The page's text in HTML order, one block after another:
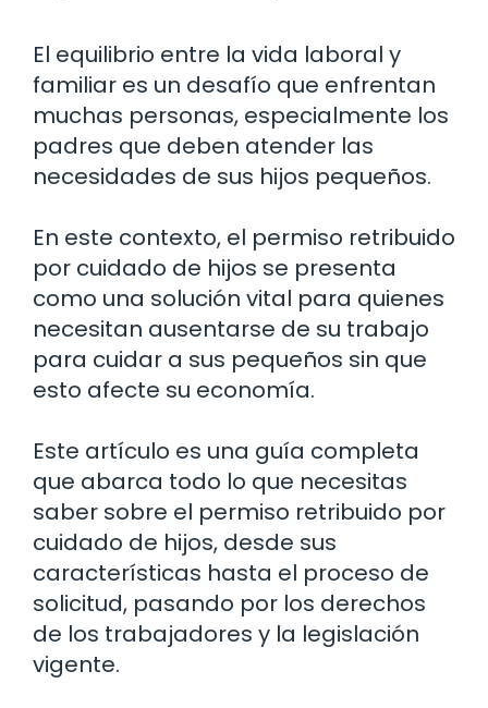
El equilibrio entre la vida laboral y
familiar es un desafío que enfrentan
muchas personas, especialmente los
padres que deben atender las
necesidades de sus hijos pequeños.
En este contexto, el permiso retribuido
por cuidado de hijos se presenta
como una solución vital para quienes
necesitan ausentarse de su trabajo
para cuidar a sus pequeños sin que
esto afecte su economía.
Este artículo es una guía completa
que abarca todo lo que necesitas
saber sobre el permiso retribuido por
cuidado de hijos, desde sus
características hasta el proceso de
solicitud, pasando por los derechos
de los trabajadores y la legislación
vigente.